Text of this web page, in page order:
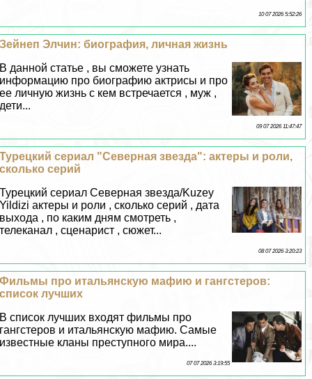
10 07 2026 5:52:26
Зейнеп Элчин: биография, личная жизнь
В данной статье , вы сможете узнать
информацию про биографию актрисы и про
ее личную жизнь с кем встречается , муж ,
дети...
09 07 2026 11:47:47
Турецкий сериал "Северная звезда": актеры и роли,
сколько серий
Турецкий сериал Северная звезда/Kuzey
Yildizi актеры и роли , сколько серий , дата
выхода , по каким дням смотреть ,
телеканал , сценарист , сюжет...
08 07 2026 3:20:23
Фильмы про итальянскую мафию и гангстеров:
список лучших
В список лучших входят фильмы про
гангстеров и итальянскую мафию. Самые
известные кланы преступного мира....
07 07 2026 3:19:55